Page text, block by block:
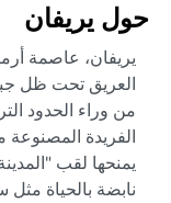
حول يريفان
يريفان، عاصمة
العريق تحت ظل
من وراء الحدود
الفريدة
يمنحها لقب
نابضة بالحياة